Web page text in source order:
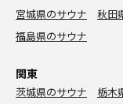
宮城県のサウナ
秋田
福島県のサウナ
関東
茨城県のサウナ 栃木